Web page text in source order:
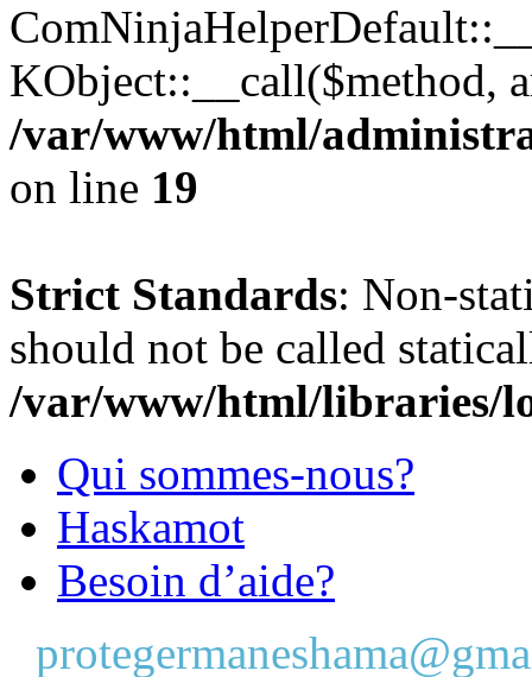
KObject::__call($method,
/var/www/html/
on line 19
Strict Standards: Non-
should not be called
/var/www/html/libraries/
Qui sommes-nous?
Haskamot
Besoin d’aide?